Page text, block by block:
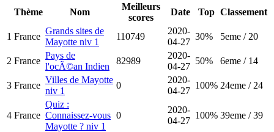
Thème Nom
Meilleurs
scores
Date Top Classement
1 France
Grands sites de
Mayotte niv 1
110749
2020-
04-27
30% 5eme / 20
2 France
Pays de
l'ocÃ©an Indien
82989
2020-
04-27
50% 6eme / 14
3 France
Villes de Mayotte
niv 1
0
2020-
04-27
100% 24eme / 24
4 France
Quiz :
Connaissez-vous
Mayotte ? niv 1
0
2020-
04-27
100% 39eme / 39